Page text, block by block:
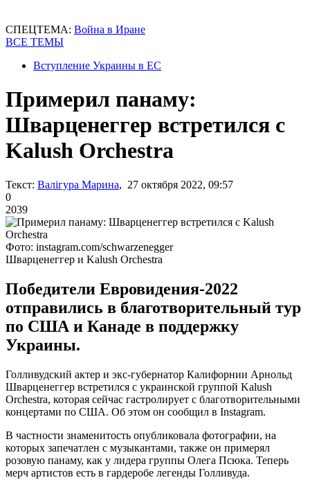
СПЕЦТЕМА: Война в Иране
ВСЕ ТЕМЫ
Вступление Украины в ЕС
Примерил панаму:
Шварценеггер встретился с
Kalush Orchestra
Текст: Валігура Марина, 27 октября 2022, 09:57
0
2039
Фото: instagram.com/schwarzenegger
Шварценеггер и Kalush Orchestra
Победители Евровидения-2022
отправились в благотворительный тур
по США и Канаде в поддержку
Украины.
Голливудский актер и экс-губернатор Калифорнии Арнольд
Шварценеггер встретился с украинской группой Kalush
Orchestra, которая сейчас гастролирует с благотворительными
концертами по США. Об этом он сообщил в Instagram.
В частности знаменитость опубликовала фотографии, на
которых запечатлен с музыкантами, также он примерял
розовую панаму, как у лидера группы Олега Псюка. Теперь
мерч артистов есть в гардеробе легенды Голливуда.